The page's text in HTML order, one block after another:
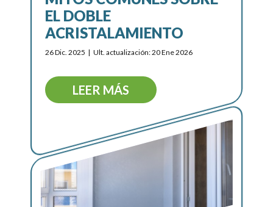
EL DOBLE
ACRISTALAMIENTO
26 Dic. 2025 Ult. actualización: 20 Ene 2026
LEER MÁS